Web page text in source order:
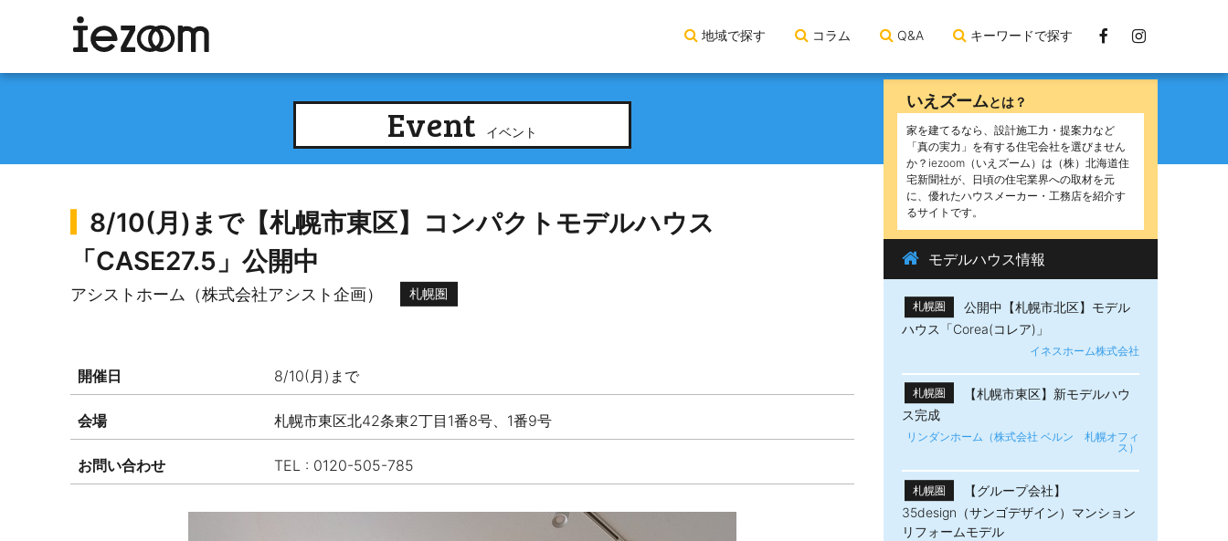
Facebook
ジ
Instagram
地域で探す コラム Q&A キーワードで探す
Event イベント
8/10(月)まで【札幌市東区】コンパクトモデルハウス
「CASE27.5」公開中
アシストホーム（株式会社アシスト企画） 札幌圏
開催日 8/10(月)まで
会場 札幌市東区北42条東2丁目1番8号、1番9号
お問い合わせ TEL : 0120-505-785
いえズームとは？
家を建てるなら、設計施工力・提案力など
「真の実力」を有する住宅会社を選びません
か？iezoom（いえズーム）は（株）北海道住
宅新聞社が、日頃の住宅業界への取材を元
に、優れたハウスメーカー・工務店を紹介す
るサイトです。
モデルハウス情報
札幌圏
公開中【札幌市北区】モデル
ハウス「Corea(コレア)」
イネスホーム株式会社
札幌圏
【札幌市東区】新モデルハウ
ス完成
リンダンホーム（株式会社 ベルン 札幌オフィ
ス）
札幌圏
【グループ会社】
35design（サンゴデザイン）マンション
リフォームモデル